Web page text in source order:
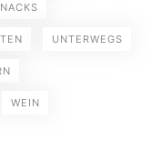
UNTERWEGS
WEIN